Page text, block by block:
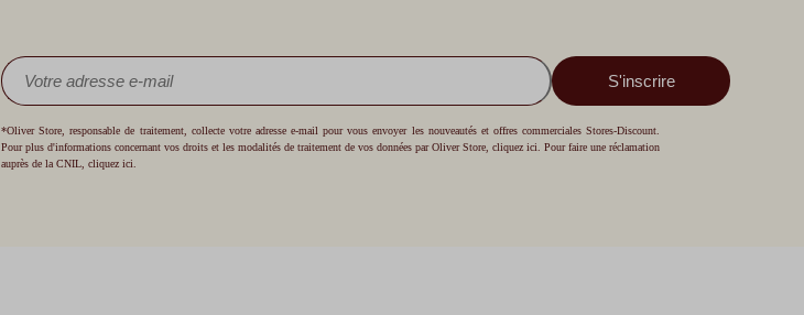
S'inscrire
*Oliver Store, responsable de traitement, collecte votre adresse e-mail pour vous envoyer les nouveautés et offres commerciales Stores-Discount.
Pour plus d'informations concernant vos droits et les modalités de traitement de vos données par Oliver Store,cliquez ici
. Pour faire une réclamation
auprès de la CNIL,cliquez ici